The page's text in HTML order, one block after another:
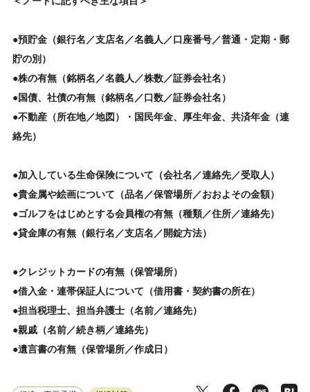
●預貯金（銀行名／支店名／名義人／口座番号／普通・定期・郵
貯の別）
●株の有無（銘柄名／名義人／株数／証券会社名）
●国債、社債の有無（銘柄名／口数／証券会社名）
●不動産（所在地／地図）・国民年金、厚生年金、共済年金（連
絡先）
●加入している生命保険について（会社名／連絡先／受取人）
●貴金属や絵画について（品名／保管場所／おおよその金額）
●ゴルフをはじめとする会員権の有無（種類／住所／連絡先）
●貸金庫の有無（銀行名／支店名／開錠方法）
●クレジットカードの有無（保管場所）
●借入金・連帯保証人について（借用書・契約書の所在）
●担当税理士、担当弁護士（名前／連絡先）
●親戚（名前／続き柄／連絡先）
●遺言書の有無（保管場所／作成日）